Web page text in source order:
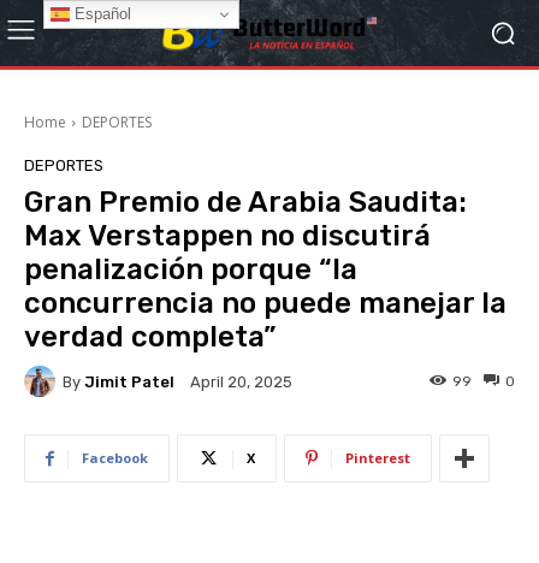
Home DEPORTES
DEPORTES
Gran Premio de Arabia Saudita:
Max Verstappen no discutirá
penalización porque “la
concurrencia no puede manejar la
verdad completa”
By Jimit Patel April 20, 2025 0
99
Facebook X Pinterest
Español